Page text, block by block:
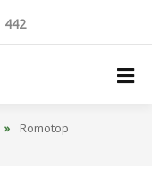
442
» Romotop